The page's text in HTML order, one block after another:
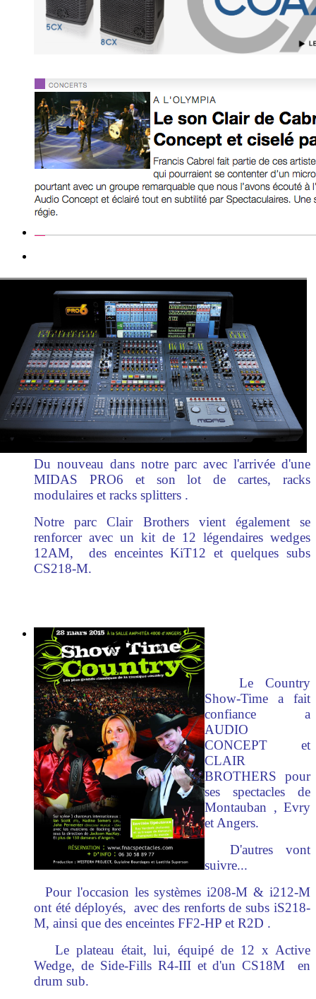
Du nouveau dans notre parc avec l'arrivée d'une
MIDAS PRO6 et son lot de cartes, racks
modulaires et racks splitters .
Notre parc Clair Brothers vient également se
renforcer avec un kit de 12 légendaires wedges
12AM, des enceintes KiT12 et quelques subs
CS218-M.
Le Country
Show-Time a fait
confiance a
AUDIO
CONCEPT et
CLAIR
BROTHERS pour
ses spectacles de
Montauban , Evry
et Angers.
D'autres vont
suivre...
Pour l'occasion les systèmes i208-M & i212-M
ont été déployés, avec des renforts de subs iS218-
M, ainsi que des enceintes FF2-HP et R2D .
Le plateau était, lui, équipé de 12 x Active
Wedge, de Side-Fills R4-III et d'un CS18M en
drum sub.